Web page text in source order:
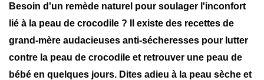
Besoin d'un remède naturel pour soulager l'inconfort
lié à la peau de crocodile ? Il existe des recettes de
grand-mère audacieuses anti-sécheresses pour lutter
contre la peau de crocodile et retrouver une peau de
bébé en quelques jours. Dites adieu à la peau sèche et